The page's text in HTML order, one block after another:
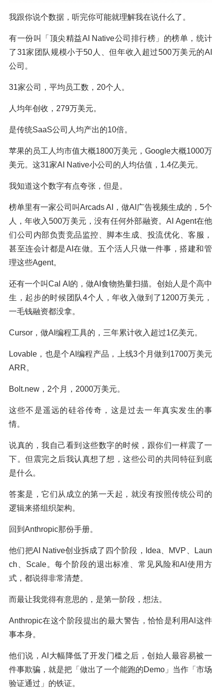
我跟你说个数据，听完你可能就理解我在说什么了。
有一份叫「顶尖精益AI Native公司排行榜」的榜单，统计
了31家团队规模小于50人、但年收入超过500万美元的AI
公司。
31家公司，平均员工数，20个人。
人均年创收，279万美元。
是传统SaaS公司人均产出的10倍。
苹果的员工人均市值大概1800万美元，Google大概1000万
美元。这31家AI Native小公司的人均估值，1.4亿美元。
我知道这个数字有点夸张，但是。
榜单里有一家公司叫Arcads AI，做AI广告视频生成的，5个
人，年收入500万美元，没有任何外部融资。AI Agent在他
们公司内部负责竞品监控、脚本生成、投流优化、客服，
甚至连会计都是AI在做。五个活人只做一件事，搭建和管
理这些Agent。
还有一个叫Cal AI的，做AI食物热量扫描。创始人是个高中
生，起步的时候团队4个人，年收入做到了1200万美元，
一毛钱融资都没拿。
Cursor，做AI编程工具的，三年累计收入超过1亿美元。
Lovable，也是个AI编程产品，上线3个月做到1700万美元
ARR。
Bolt.new，2个月，2000万美元。
这些不是遥远的硅谷传奇，这是过去一年真实发生的事
情。
说真的，我自己看到这些数字的时候，跟你们一样震了一
下。但震完之后我认真想了想，这些公司的共同特征到底
是什么。
答案是，它们从成立的第一天起，就没有按照传统公司的
逻辑来搭组织架构。
回到Anthropic那份手册。
他们把AI Native创业拆成了四个阶段，Idea、MVP、Laun
ch、Scale。每个阶段的退出标准、常见风险和AI使用方
式，都说得非常清楚。
而最让我觉得有意思的，是第一阶段，想法。
Anthropic在这个阶段提出的最大警告，恰恰是利用AI这件
事本身。
他们说，AI大幅降低了开发门槛之后，创始人最容易被一
件事欺骗，就是把「做出了一个能跑的Demo」当作「市场
验证通过」的铁证。